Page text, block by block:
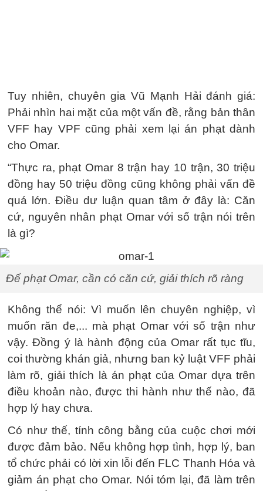
Tuy nhiên, chuyên gia Vũ Mạnh Hải đánh giá:
Phải nhìn hai mặt của một vấn đề, rằng bản thân
VFF hay VPF cũng phải xem lại án phạt dành
cho Omar.
“Thực ra, phạt Omar 8 trận hay 10 trận, 30 triệu
đồng hay 50 triệu đồng cũng không phải vấn đề
quá lớn. Điều dư luận quan tâm ở đây là: Căn
cứ, nguyên nhân phạt Omar với số trận nói trên
là gì?
Để phạt Omar, cần có căn cứ, giải thích rõ ràng
Không thể nói: Vì muốn lên chuyên nghiệp, vì
muốn răn đe,... mà phạt Omar với số trận như
vậy. Đồng ý là hành động của Omar rất tục tĩu,
coi thường khán giả, nhưng ban kỷ luật VFF phải
làm rõ, giải thích là án phạt của Omar dựa trên
điều khoản nào, được thi hành như thế nào, đã
hợp lý hay chưa.
Có như thế, tính công bằng của cuộc chơi mới
được đảm bảo. Nếu không hợp tình, hợp lý, ban
tổ chức phải có lời xin lỗi đến FLC Thanh Hóa và
giảm án phạt cho Omar. Nói tóm lại, đã làm trên